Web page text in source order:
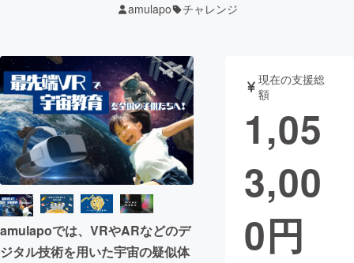
ジェクト
ロジェクト
アート・写真 音楽
テクノロジー・ガジェット ゲーム・サ
映像・映画
ビジネス・起業
まちづくり・地域活性化
amulapo チャレンジ
amulapoでは、VRやARなどのデ
ジタル技術を用いた宇宙の疑似体
現在の支援総
額
1,05
3,00
0円